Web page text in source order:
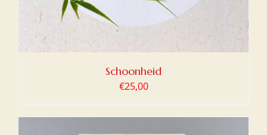
Schoonheid
€25,00